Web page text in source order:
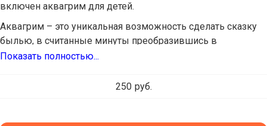
включен аквагрим для детей.
Аквагрим – это уникальная возможность сделать сказку
былью, в считанные минуты преобразившись в
принцессу, фею, бабочку, пирата, тигра, кота, человека-
Мы используем только специальные профессиональные
руб.
250